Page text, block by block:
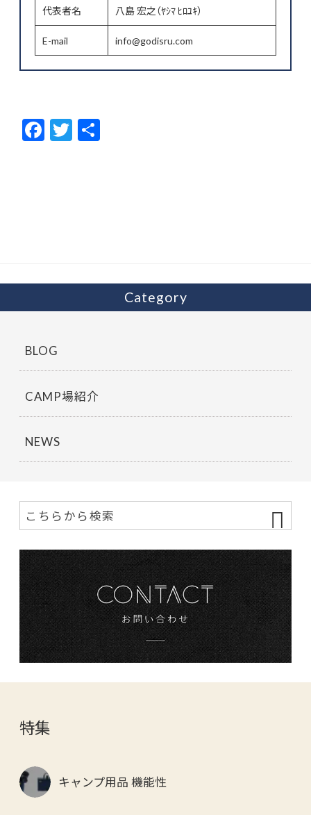
代表者名 八島 宏之（ﾔｼﾏ ﾋﾛﾕｷ）
E-mail info@godisru.com
F
ac
T
w
Category
BLOG
CAMP場紹介
NEWS
特集
キャンプ用品 機能性